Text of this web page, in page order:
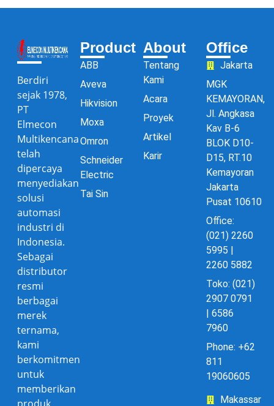
Berdiri
sejak 1978,
PT
Elmecon
Multikencana
telah
dipercaya
menyediakan
solusi
automasi
industri di
Indonesia.
Sebagai
distributor
resmi
berbagai
merek
ternama,
kami
berkomitmen
untuk
memberikan
Product
ABB
Aveva
Hikvision
Moxa
Omron
Schneider
Electric
Tai Sin
About
Tentang
Kami
Acara
Proyek
Artikel
Karir
Office
Jakarta
MGK
KEMAYORAN,
Jl. Angkasa
Kav B-6
BLOK D10-
D15, RT.10
Kemayoran
Jakarta
Pusat 10610
Office:
(021) 2260
5995 |
2260 5882
Toko: (021)
2907 0791
| 6586
7960
Phone: +62
811
19060605
Makassar